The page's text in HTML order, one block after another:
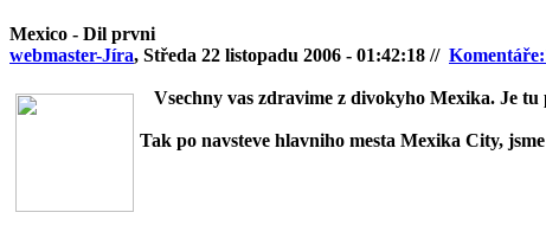
Mexico - Dil prvni
webmaster-Jíra, Středa 22 listopadu 2006 - 01:42:18 //
Vsechny vas zdravime z divokyho Mexika. Je
Tak po navsteve hlavniho mesta Mexika City,